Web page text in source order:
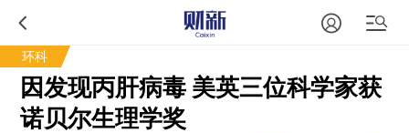
环科
因发现丙肝病毒 美英三位科学家获
诺贝尔生理学奖